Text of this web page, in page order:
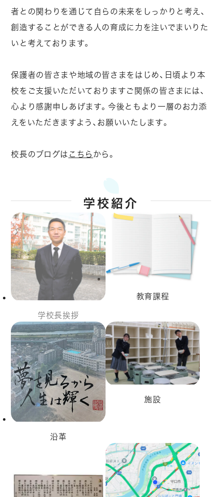
者との関わりを通じて自らの未来をしっかりと考え、
創造することができる人の育成に力を注いでまいりた
いと考えております。
保護者の皆さまや地域の皆さまをはじめ、日頃より本
校をご支援いただいておりますご関係の皆さまには、
心より感謝申しあげます。今後ともより一層のお力添
えをいただきますよう、お願いいたします。
校長のブログは こちら から。
学校紹介
学校長挨拶
教育課程
沿革
施設